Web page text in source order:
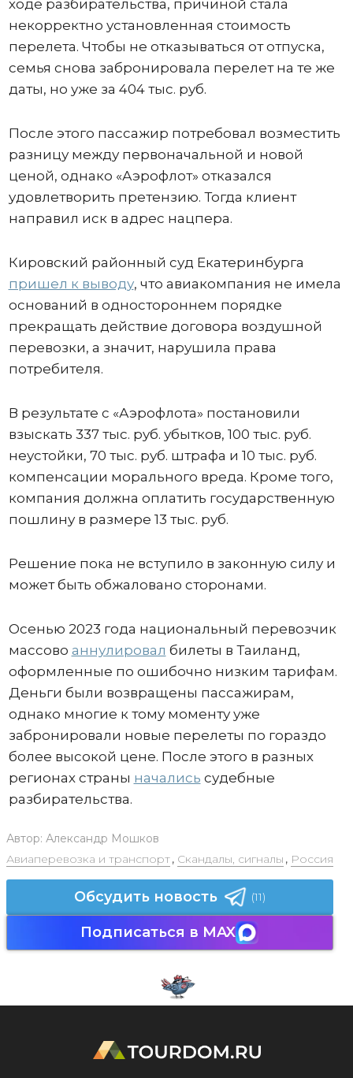
ходе разбирательства, причиной стала
некорректно установленная стоимость
перелета. Чтобы не отказываться от отпуска,
семья снова забронировала перелет на те же
даты, но уже за 404 тыс. руб.
После этого пассажир потребовал возместить
разницу между первоначальной и новой
ценой, однако «Аэрофлот» отказался
удовлетворить претензию. Тогда клиент
направил иск в адрес нацпера.
Кировский районный суд Екатеринбурга
пришел к выводу, что авиакомпания не имела
оснований в одностороннем порядке
прекращать действие договора воздушной
перевозки, а значит, нарушила права
потребителя.
В результате с «Аэрофлота» постановили
взыскать 337 тыс. руб. убытков, 100 тыс. руб.
неустойки, 70 тыс. руб. штрафа и 10 тыс. руб.
компенсации морального вреда. Кроме того,
компания должна оплатить государственную
пошлину в размере 13 тыс. руб.
Решение пока не вступило в законную силу и
может быть обжаловано сторонами.
Осенью 2023 года национальный перевозчик
массово аннулировал билеты в Таиланд,
оформленные по ошибочно низким тарифам.
Деньги были возвращены пассажирам,
однако многие к тому моменту уже
забронировали новые перелеты по гораздо
более высокой цене. После этого в разных
регионах страны начались судебные
разбирательства.
Автор: Александр Мошков
Авиаперевозка и транспорт, Скандалы, сигналы , Россия
Обсудить новость (11)
Подписаться в MAX